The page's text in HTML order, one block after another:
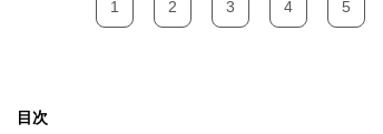
1 2 3 4 5
目次